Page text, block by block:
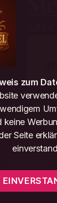
– Unsere
zum
keine
Seite